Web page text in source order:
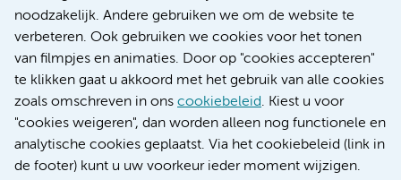
noodzakelijk. Andere gebruiken we om de website te
verbeteren. Ook gebruiken we cookies voor het tonen
van filmpjes en animaties. Door op "cookies accepteren"
te klikken gaat u akkoord met het gebruik van alle cookies
zoals omschreven in ons cookiebeleid. Kiest u voor
"cookies weigeren", dan worden alleen nog functionele en
analytische cookies geplaatst. Via het cookiebeleid (link in
de footer) kunt u uw voorkeur ieder moment wijzigen.
Research
Educatie locatie AMC
Educatie locatie VUmc
Verwijzen & diagnostiek